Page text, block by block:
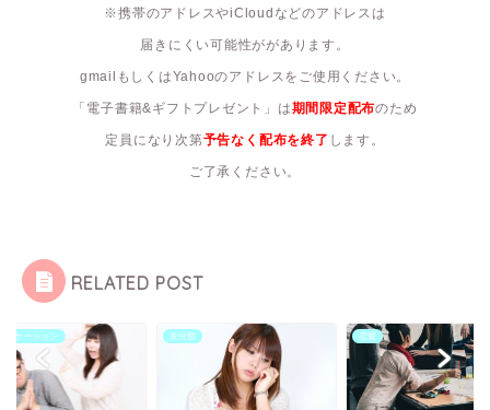
※携帯のアドレスやiCloudなどのアドレスは
届きにくい可能性ががあります。
gmailもしくはYahooのアドレスをご使用ください。
「電子書籍&ギフトプレゼント」は期間限定配布のため
定員になり次第予告なく配布を終了 します。
ご了承ください。
RELATED POST
ニケーション 未分類 恋愛